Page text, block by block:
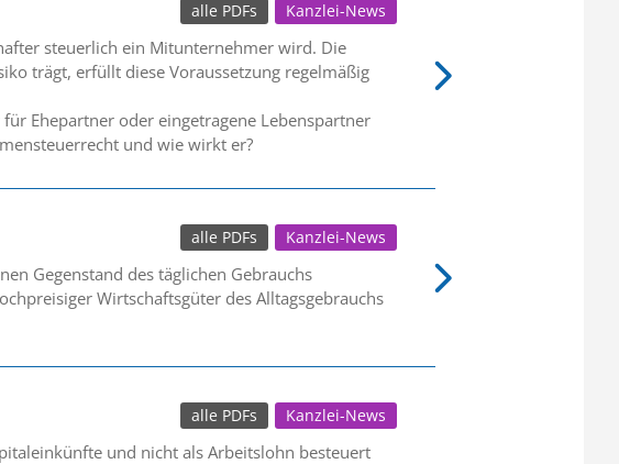
Kanzlei-News
alle PDFs
steuerlich ein Mitunternehmer wird. Die
trägt, erfüllt diese Voraussetzung regelmäßig
Ehepartner oder eingetragene Lebenspartner
und wie wirkt er?
Kanzlei-News
alle PDFs
Gegenstand des täglichen Gebrauchs
Wirtschaftsgüter des Alltagsgebrauchs
Kanzlei-News
alle PDFs
und nicht als Arbeitslohn besteuert